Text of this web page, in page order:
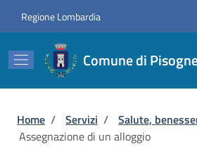
Regione Lombardia
Comune di
Briciole di pane
Home / Servizi / Salute,
Assegnazione di un alloggio